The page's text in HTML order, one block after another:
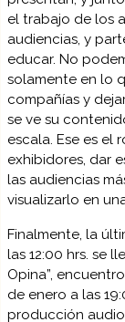
el trabajo de los
audiencias, y
educar. No
solamente en lo
compañías y
se ve su
escala. Ese es el
exhibidores, dar
las audiencias
visualizarlo en
Finalmente, la
las 12:00 hrs. se
Opina”,
de enero a las
producción